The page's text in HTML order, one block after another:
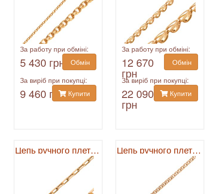
За работу при обміні:
5 430 грн
Обмін
За виріб при покупці:
9 460 грн Купити
За работу при обміні:
12 670
грн
Обмін
За виріб при покупці:
22 090
грн
Купити
Цепь ручного плетения Цепь ручного плетения